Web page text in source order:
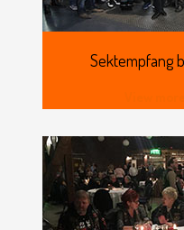
Sektempfang